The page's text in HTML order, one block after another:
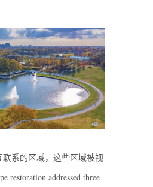
系的区域，这些区域被视
restoration addressed three